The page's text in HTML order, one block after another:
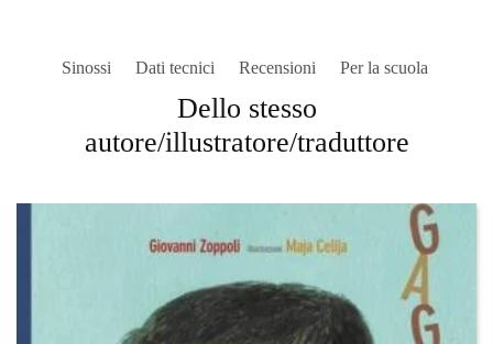
Sinossi Dati tecnici Recensioni Per la scuola
Dello stesso
autore/illustratore/traduttore